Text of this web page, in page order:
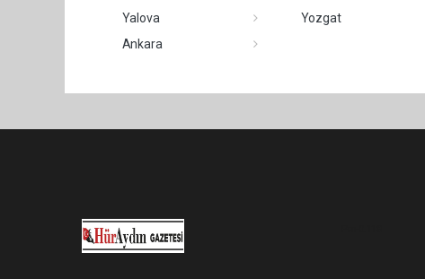
Yalova
Yozgat
Ankara